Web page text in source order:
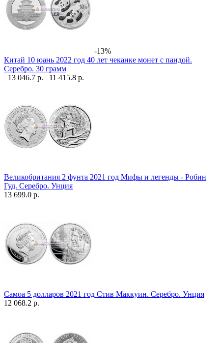
-13%
Китай 10 юань 2022 год 40 лет чеканке монет с пандой.
Серебро. 30 грамм
13 046.7 р.
11 415.8 р.
Великобритания 2 фунта 2021 год Мифы и легенды - Робин
Гуд. Серебро. Унция
13 699.0 р.
Самоа 5 долларов 2021 год Стив Маккуин. Серебро. Унция
12 068.2 р.